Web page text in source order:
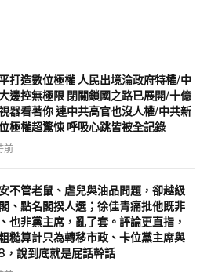
打造數位極權 人民出境淪政府特權/中
邊控無極限 閉關鎖國之路已展開/十億
器看著你 連中共高官也沒人權/中共新
極權超驚悚 呼吸心跳皆被全記錄
前
不管老鼠、虐兒與油品問題，卻越級
、點名閣揆人選；徐佳青痛批他既非
也非黨主席，亂了套。評論更直指，
糙算計只為轉移市政、卡位黨主席與
，說到底就是屁話幹話